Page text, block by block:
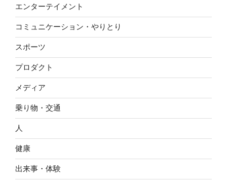
エンターテイメント
コミュニケーション・やりとり
スポーツ
プロダクト
メディア
乗り物・交通
人
健康
出来事・体験